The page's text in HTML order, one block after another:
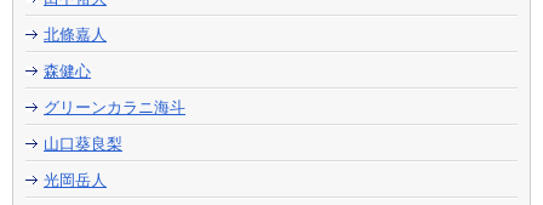
北條嘉人
森健心
グリーンカラニ海斗
山口葵良梨
光岡岳人